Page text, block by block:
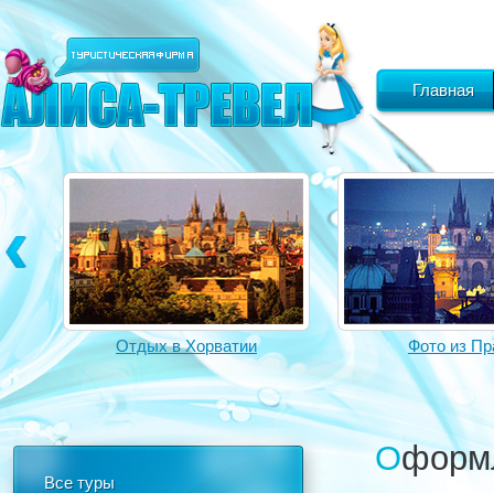
Главная
Отдых в Хорватии Фото из
Все туры